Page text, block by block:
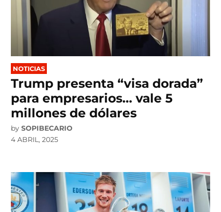
POSTED
IN
NOTICIAS
Trump presenta “visa dorada”
para empresarios… vale 5
millones de dólares
by SOPIBECARIO
4 ABRIL, 2025